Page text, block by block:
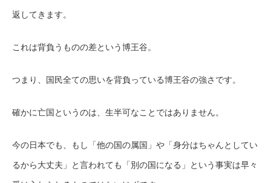
返してきます。
これは背負うものの差という博王谷。
つまり、国民全ての思いを背負っている博王谷の強さです。
確かに亡国というのは、生半可なことではありません。
今の日本でも、もし「他の国の属国」や「身分はちゃんとしてい
るから大丈夫」と言われても「別の国になる」という事実は早々